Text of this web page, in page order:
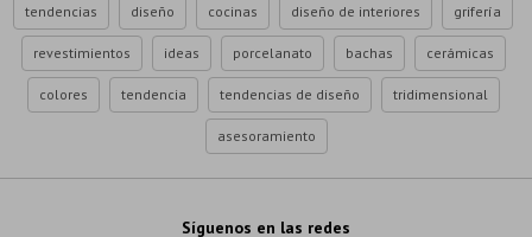
tendencias diseño cocinas diseño de interiores grifería
revestimientos ideas porcelanato bachas cerámicas
colores tendencia tendencias de diseño tridimensional
asesoramiento
Síguenos en las redes